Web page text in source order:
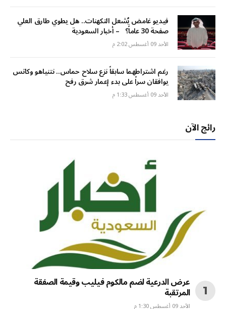
فيديو غامض يُشعل التكهنات.. هل يطوي طارق العلي
صفحة 30 عاماً؟ – أخبار السعودية
الأحد 09 أغسطس 2:02 م
رغم اشتراطهما سابقاً نزع سلاح حماس.. نتنياهو وكاتس
يوافقان سراً على بدء إعمار شرق رفح
الأحد 09 أغسطس 1:33 م
رائج الآن
عرض الدرعية لضم مالكوم فيليب وقيمة الصفقة
المرتقبة
الأحد 09 أغسطس 1:30 م